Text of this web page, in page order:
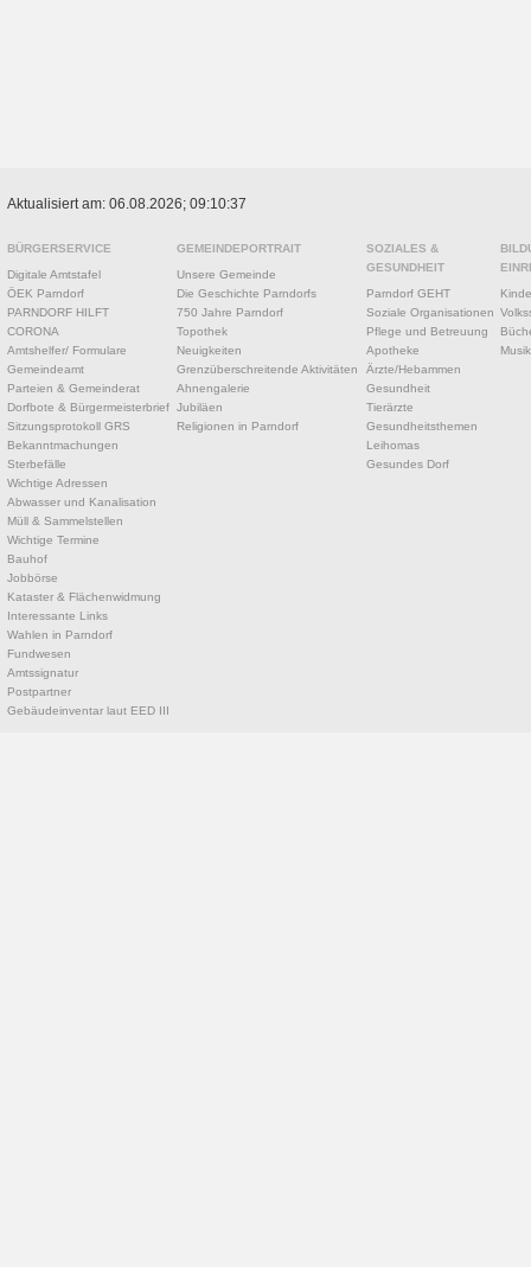
Aktualisiert am: 06.08.2026; 09:10:37
BÜRGERSERVICE
Digitale Amtstafel
ÖEK Parndorf
PARNDORF HILFT
CORONA
Amtshelfer/ Formulare
Gemeindeamt
Parteien & Gemeinderat
Dorfbote & Bürgermeisterbrief
Sitzungsprotokoll GRS
Bekanntmachungen
Sterbefälle
Wichtige Adressen
Abwasser und Kanalisation
Müll & Sammelstellen
Wichtige Termine
Bauhof
Jobbörse
Kataster & Flächenwidmung
Interessante Links
Wahlen in Parndorf
Fundwesen
Amtssignatur
Postpartner
Gebäudeinventar laut EED III
GEMEINDEPORTRAIT
Unsere Gemeinde
Die Geschichte Parndorfs
750 Jahre Parndorf
Topothek
Neuigkeiten
Grenzüberschreitende Aktivitäten
Ahnengalerie
Jubiläen
Religionen in Parndorf
SOZIALES &
GESUNDHEIT
Parndorf GEHT
Soziale Organisationen
Pflege und Betreuung
Apotheke
Ärzte/Hebammen
Gesundheit
Tierärzte
Gesundheitsthemen
Leihomas
Gesundes Dorf